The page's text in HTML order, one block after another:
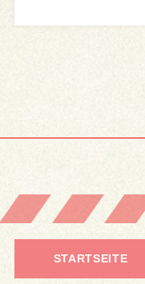
STARTSEITE